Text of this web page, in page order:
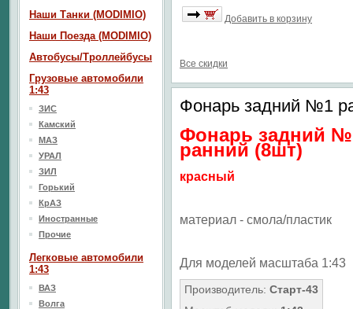
Добавить в корзину
Все скидки
Фонарь задний №1
Фонарь задний
ранний (8шт)
красный
материал - смола/пластик
Для моделей масштаба 1:43
Производитель: Старт-43
Наши Танки (MODIMIO)
Наши Поезда (MODIMIO)
Автобусы/Троллейбусы
Грузовые автомобили
1:43
ЗИС
Камский
МАЗ
УРАЛ
ЗИЛ
Горький
КрАЗ
Иностранные
Прочие
Легковые автомобили
1:43
ВАЗ
Волга